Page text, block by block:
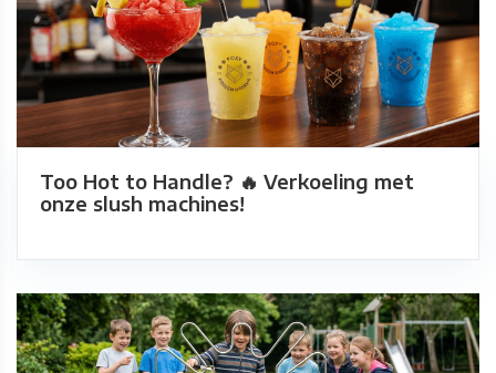
Too Hot to Handle? 🔥 Verkoeling met
onze slush machines!